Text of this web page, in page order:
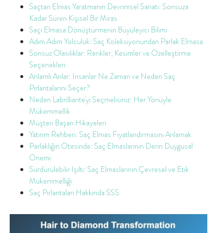
Saçtan Elmas Yaratmanın Devrimsel Sanatı: Sonsuza
Kadar Süren Kişisel Bir Miras
Saçı Elmasa Dönüştürmenin Büyüleyici Bilimi
Adım Adım Yolculuk: Saç Koleksiyonundan Parlak Elmasa
Sonsuz Olasılıklar: Renkler, Kesimler ve Özelleştirme
Seçenekleri
Anlamlı Anlar: İnsanlar Ne Zaman ve Neden Saç
Pırlantalarını Seçer?
Neden Labrilliante'yi Seçmelisiniz: Her Yönüyle
Mükemmellik
Müşteri Başarı Hikayeleri
Yatırım Rehberi: Saç Elmas Fiyatlandırmasını Anlamak
Parlaklığın Ötesinde: Saç Elmaslarının Derin Duygusal
Önemi
Sürdürülebilir Işıltı: Saç Elmaslarının Çevresel ve Etik
Mükemmelliği
Saç Pırlantaları Hakkında SSS